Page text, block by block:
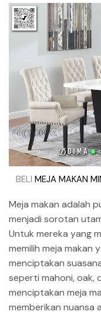
BELI MEJA MAKAN
Meja makan adalah
menjadi sorotan
Untuk mereka yang
memilih meja makan
menciptakan
seperti mahoni, oak,
menciptakan meja
memberikan nuansa